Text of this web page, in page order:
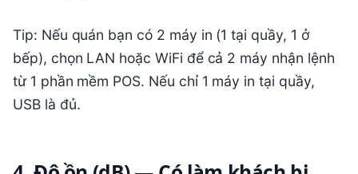
Tip: Nếu quán bạn có 2 máy in (1 tại quầy, 1 ở
bếp), chọn LAN hoặc WiFi để cả 2 máy nhận lệnh
từ 1 phần mềm POS. Nếu chỉ 1 máy in tại quầy,
USB là đủ.